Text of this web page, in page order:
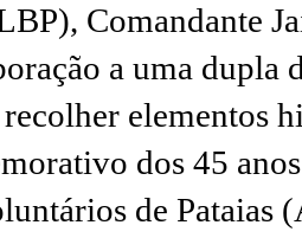
Comandante
a uma dupla
elementos
dos 45
de Pataias